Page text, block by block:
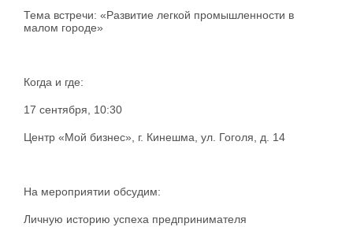
Тема встречи: «Развитие легкой промышленности в
малом городе»
Когда и где:
17 сентября, 10:30
Центр «Мой бизнес», г. Кинешма, ул. Гоголя, д. 14
На мероприятии обсудим:
Личную историю успеха предпринимателя